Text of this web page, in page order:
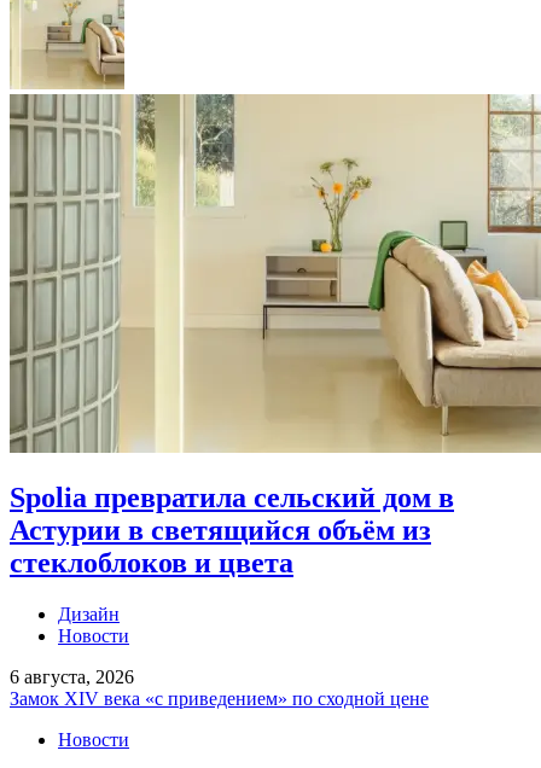
Spolia превратила сельский дом в
Астурии в светящийся объём из
стеклоблоков и цвета
Дизайн
Новости
6 августа, 2026
Замок XIV века «с приведением» по сходной цене
Новости